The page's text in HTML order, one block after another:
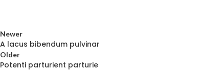
Newer
A lacus bibendum pulvinar
Older
Potenti parturient parturie